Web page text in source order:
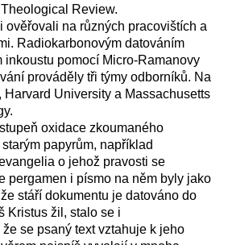
Review.
ověřovali na různých pracovištích a
Radiokarbonovým datováním
inkoustu pomocí Micro-Ramanovy
prováděly tři týmy odborníků. Na
University a Massachusetts
oxidace zkoumaného
papyrům, například
o jehož pravosti se
pergamen i písmo na něm byly jako
stáří dokumentu je datováno do
Kristus žil, stalo se i
se psaný text vztahuje k jeho